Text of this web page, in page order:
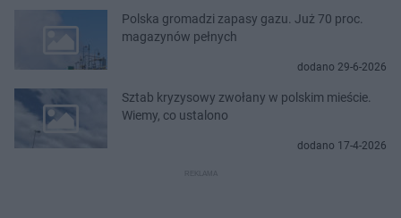
Polska gromadzi zapasy gazu. Już 70 proc.
magazynów pełnych
dodano 29-6-2026
Sztab kryzysowy zwołany w polskim mieście.
Wiemy, co ustalono
dodano 17-4-2026